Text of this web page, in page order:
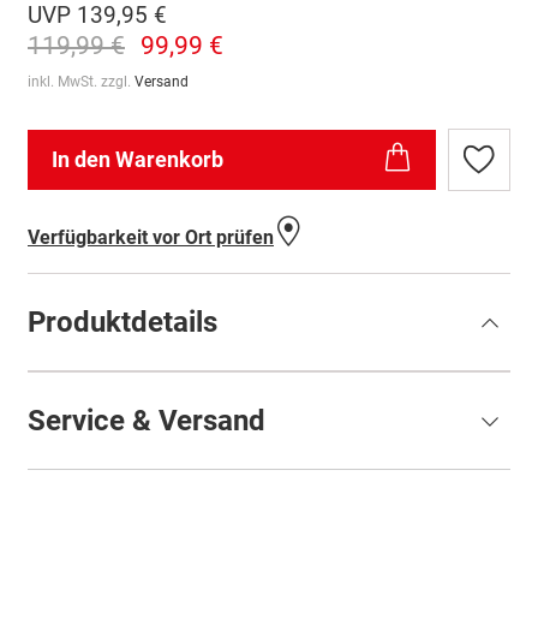
UVP 139,95 €
119,99 € 99,99 €
inkl. MwSt. zzgl. Versand
In den Warenkorb
Zur
Verfügbarkeit vor Ort prüfen
Produktdetails
Service & Versand